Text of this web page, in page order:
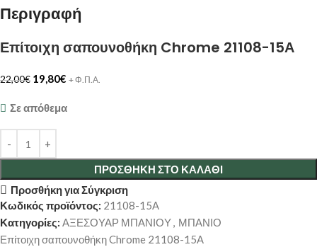
Περιγραφή
Επίτοιχη σαπουνοθήκη Chrome 21108-15Α
22,00€ 19,80€ + Φ.Π.Α.
Σε απόθεμα
ΠΡΟΣΘΉΚΗ ΣΤΟ ΚΑΛΆΘΙ
Προσθήκη για Σύγκριση
Κωδικός προϊόντος: 21108-15Α
Κατηγορίες: ΑΞΕΣΟΥΑΡ ΜΠΑΝΙΟΥ, ΜΠΑΝΙΟ
Επίτοιχη σαπουνοθήκη Chrome 21108-15Α